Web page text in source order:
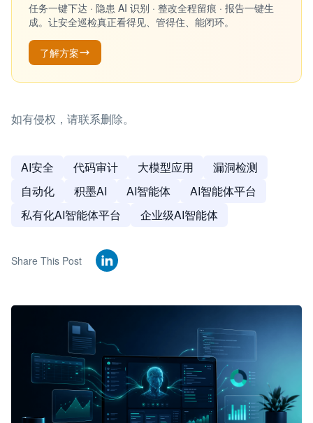
任务一键下达 · 隐患 AI 识别 · 整改全程留痕 · 报告一键生
成。让安全巡检真正看得见、管得住、能闭环。
了解方案
如有侵权，请联系删除。
AI安全 代码审计 大模型应用
漏洞检测
自动化
积墨AI AI智能体
AI智能体平台
私有化AI智能体平台
企业级AI智能体
Share This Post